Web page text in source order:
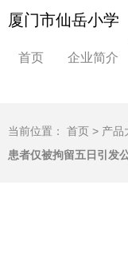
厦门市仙岳小学
首页 企业简介
当前位置： 首页 > 产品
患者仅被拘留五日引发